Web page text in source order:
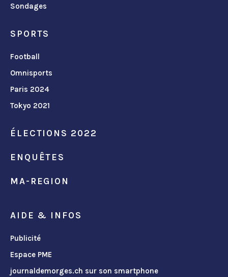
Sondages
SPORTS
Football
Omnisports
Paris 2024
Tokyo 2021
ÉLECTIONS 2022
ENQUÊTES
MA-REGION
AIDE & INFOS
Publicité
Espace PME
journaldemorges.ch sur son smartphone